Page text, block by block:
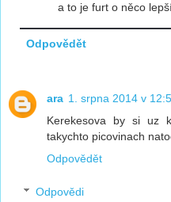
a to je furt o něco
Odpovědět
ara 1. srpna 2014 v
Kerekesova by si uz
takychto picovinach
Odpovědět
Odpovědi